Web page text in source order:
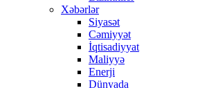
Xəbərlər
Siyasət
Cəmiyyət
İqtisadiyyat
Maliyyə
Enerji
Dünyada